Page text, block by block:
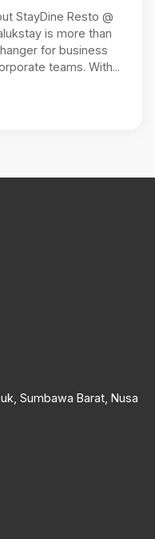
StayDine Resto @
is more than
for business
teams. With...
Sumbawa Barat, Nusa